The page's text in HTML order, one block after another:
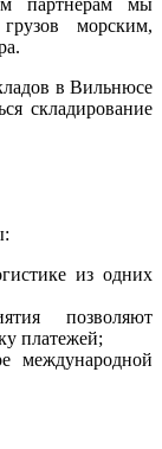
морским,
в Вильнюсе
складирование
из одних
позволяют
платежей;
международной